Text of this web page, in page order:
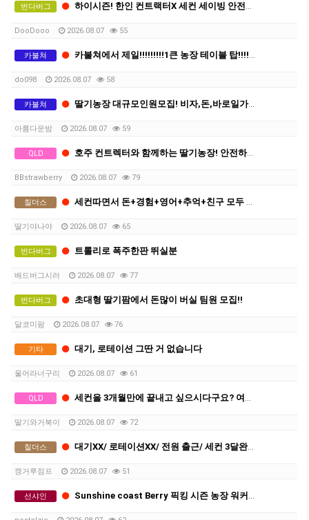
번다버그 하이시즌! 한인 컨트랙터X 세컨 세이빙 안전하게 해요!
DooDooo 2026.08.07 55
카불쳐 카불쳐에서 제일!!!!!!!!!1큰 농장 테이블 탑!!!!!!!!!
do098 2026.08.07 58
카불쳐 딸기농장 대규모인원모집! 비자,돈,바로일가능! 함께하실분!
아름다운밤 2026.08.07 59
QLD 호주 컨트렉터와 함께하는 딸기농장! 안전하게 세컨따세요
BBstrawberry 2026.08.07 79
칠더스 세컨따면서 돈+경험+영어+추억+친구 모두 챙겨가실분
딸기야나야 2026.08.07 65
번다버그 트롤리로 폭주한판 뛰실분
배드버그시러 2026.08.07 77
번다버그 초대형 딸기팜에서 돈많이 버실 팀원 모집!!
달코미팜 2026.08.07 76
기타 대기, 로테이션 그딴 거 없습니다
울어라너구리 2026.08.07 61
QLD 세컨을 3개월만에 끝내고 싶으시다구요? 여기로 오세요
딸기와거북이 2026.08.07 72
칠더스 대기XX/ 로테이션XX/ 전원 출근/ 세컨 3달완성
캥거루점프 2026.08.07 51
선샤인 Sunshine coast Berry 픽킹 시즌 농장 워커를 구인합니다.